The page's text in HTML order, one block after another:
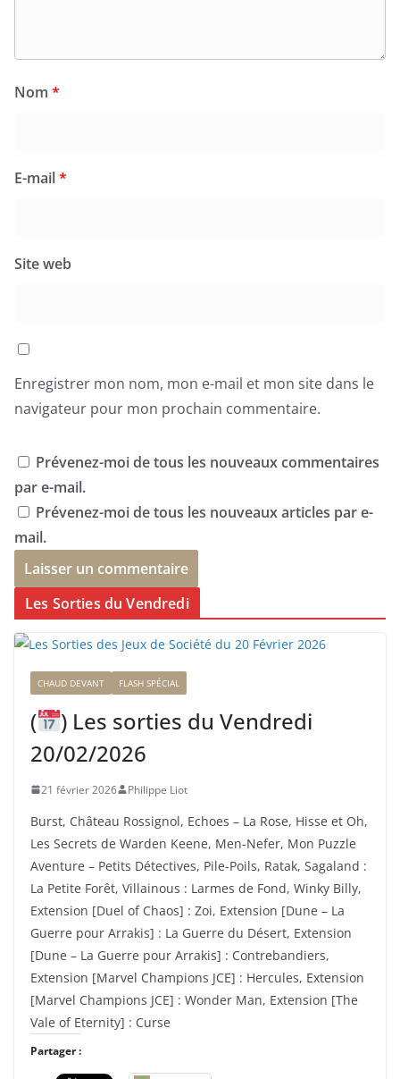
Nom *
E-mail*
Site web
Enregistrer mon nom, mon e-mail et mon site dans le
navigateur pour mon prochain commentaire.
Prévenez-moi de tous les nouveaux commentaires
par e-mail.
Prévenez-moi de tous les nouveaux articles par e-
mail.
Les Sorties du Vendredi
CHAUD DEVANT FLASH SPÉCIAL
(
) Les sorties du Vendredi
20/02/2026
21 février 2026 Philippe Liot
Burst, Château Rossignol, Echoes – La Rose, Hisse et Oh,
Les Secrets de Warden Keene, Men-Nefer, Mon Puzzle
Aventure – Petits Détectives, Pile-Poils, Ratak, Sagaland :
La Petite Forêt, Villainous : Larmes de Fond, Winky Billy,
Extension [Duel of Chaos] : Zoi, Extension [Dune – La
Guerre pour Arrakis] : La Guerre du Désert, Extension
[Dune – La Guerre pour Arrakis] : Contrebandiers,
Extension [Marvel Champions JCE] : Hercules, Extension
[Marvel Champions JCE] : Wonder Man, Extension [The
Vale of Eternity] : Curse
Partager :